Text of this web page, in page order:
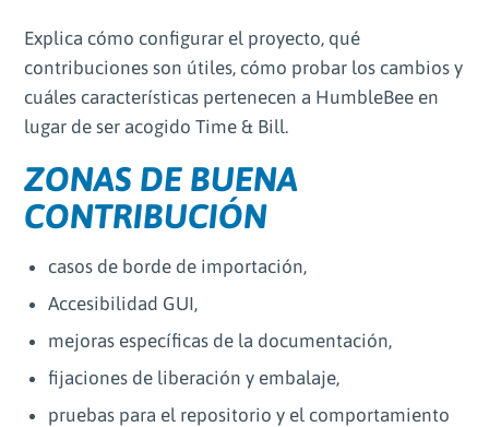
Explica cómo configurar el proyecto, qué
contribuciones son útiles, cómo probar los cambios y
cuáles características pertenecen a HumbleBee en
lugar de ser acogido Time & Bill.
ZONAS DE BUENA
CONTRIBUCIÓN
casos de borde de importación,
Accesibilidad GUI,
mejoras específicas de la documentación,
fijaciones de liberación y embalaje,
pruebas para el repositorio y el comportamiento